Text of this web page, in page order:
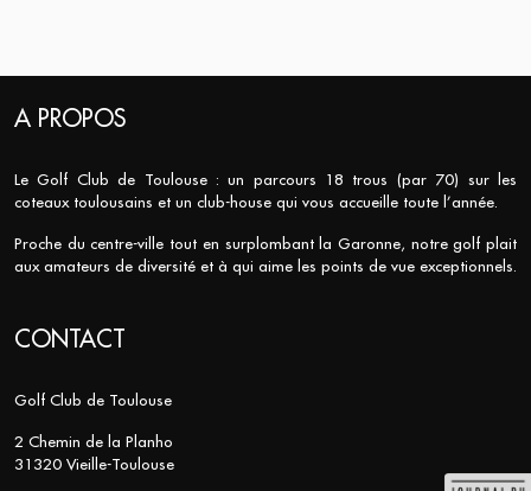
A PROPOS
Le Golf Club de Toulouse : un parcours 18 trous (par 70) sur les
coteaux toulousains et un club-house qui vous accueille toute l’année.
Proche du centre-ville tout en surplombant la Garonne, notre golf plait
aux amateurs de diversité et à qui aime les points de vue exceptionnels.
CONTACT
Golf Club de Toulouse
2 Chemin de la Planho
31320 Vieille-Toulouse